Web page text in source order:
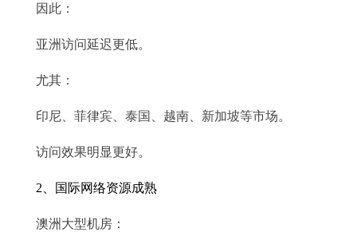
因此：
亚洲访问延迟更低。
尤其：
印尼、菲律宾、泰国、越南、新加坡等市场。
访问效果明显更好。
2、国际网络资源成熟
澳洲大型机房：